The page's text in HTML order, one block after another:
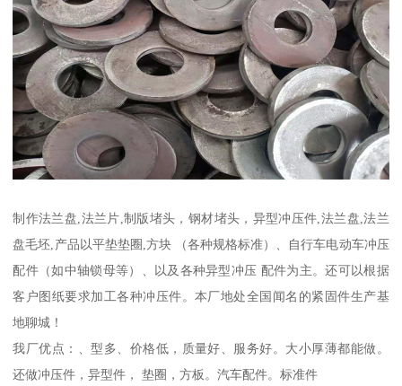
制作法兰盘,法兰片,制版堵头，钢材堵头，异型冲压件,法兰盘,法兰
盘毛坯,产品以平垫垫圈,方块 （各种规格标准）、自行车电动车冲压
配件（如中轴锁母等）、以及各种异型冲压 配件为主。还可以根据
客户图纸要求加工各种冲压件。本厂地处全国闻名的紧固件生产基
地聊城！
我厂优点：、型多、价格低，质量好、服务好。大小厚薄都能做。
还做冲压件，异型件， 垫圈，方板。汽车配件。标准件